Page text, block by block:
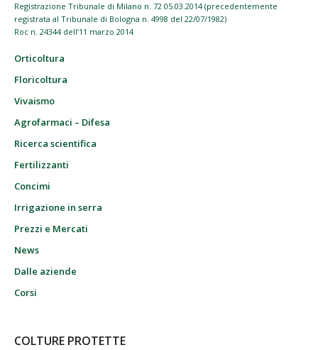
Registrazione Tribunale di Milano n. 72 05.03.2014 (precedentemente
registrata al Tribunale di Bologna n. 4998 del 22/07/1982)
Roc n. 24344 dell’11 marzo 2014
Orticoltura
Floricoltura
Vivaismo
Agrofarmaci – Difesa
Ricerca scientifica
Fertilizzanti
Concimi
Irrigazione in serra
Prezzi e Mercati
News
Dalle aziende
Corsi
COLTURE PROTETTE